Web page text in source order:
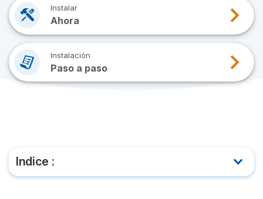
Instalar
Ahora
Instalación
Paso a paso
Indice :